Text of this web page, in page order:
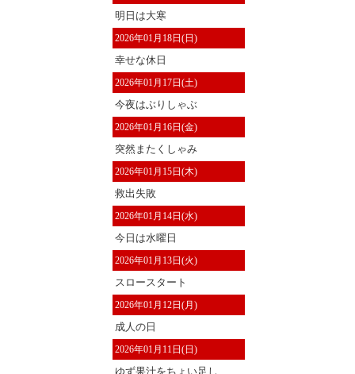
明日は大寒
2026年01月18日(日)
幸せな休日
2026年01月17日(土)
今夜はぶりしゃぶ
2026年01月16日(金)
突然またくしゃみ
2026年01月15日(木)
救出失敗
2026年01月14日(水)
今日は水曜日
2026年01月13日(火)
スロースタート
2026年01月12日(月)
成人の日
2026年01月11日(日)
ゆず果汁をちょい足し